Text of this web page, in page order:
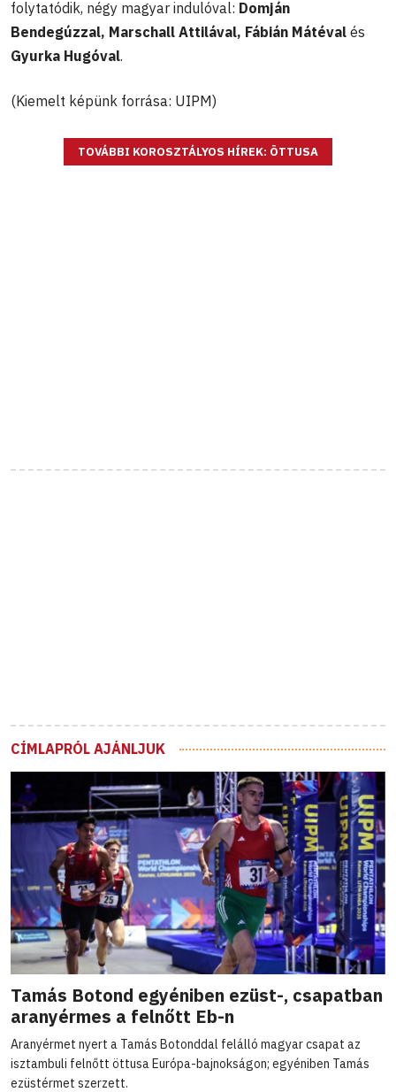
folytatódik, négy magyar indulóval: Domján
Bendegúzzal, Marschall Attilával, Fábián Mátéval és
Gyurka Hugóval.
(Kiemelt képünk forrása: UIPM)
TOVÁBBI KOROSZTÁLYOS HÍREK: ÖTTUSA
CÍMLAPRÓL AJÁNLJUK
Tamás Botond egyéniben ezüst-, csapatban
aranyérmes a felnőtt Eb-n
Aranyérmet nyert a Tamás Botonddal felálló magyar csapat az
isztambuli felnőtt öttusa Európa-bajnokságon; egyéniben Tamás
ezüstérmet szerzett.